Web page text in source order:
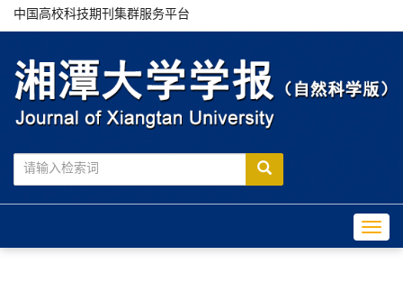
中国高校科技期刊集群服务平台